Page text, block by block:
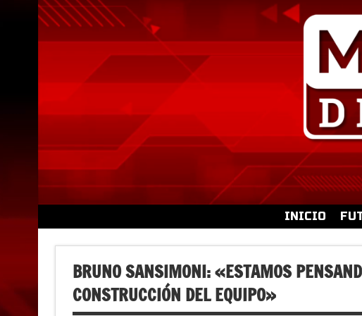
INICIO
BRUNO SANSIMONI: «ESTAMOS
CONSTRUCCIÓN DEL EQUIPO»